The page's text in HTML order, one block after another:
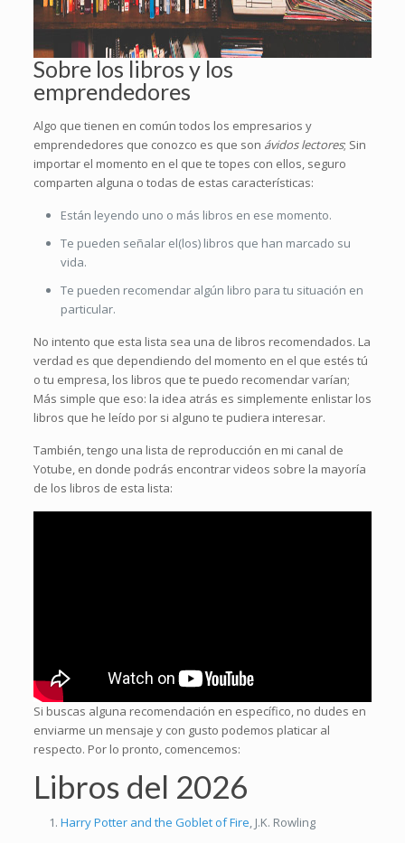
Sobre los libros y los
emprendedores
Algo que tienen en común todos los empresarios y
emprendedores que conozco es que son ávidos lectores; Sin
importar el momento en el que te topes con ellos, seguro
comparten alguna o todas de estas características:
Están leyendo uno o más libros en ese momento.
Te pueden señalar el(los) libros que han marcado su
vida.
Te pueden recomendar algún libro para tu situación en
particular.
No intento que esta lista sea una de libros recomendados. La
verdad es que dependiendo del momento en el que estés tú
o tu empresa, los libros que te puedo recomendar varían;
Más simple que eso: la idea atrás es simplemente enlistar los
libros que he leído por si alguno te pudiera interesar.
También, tengo una lista de reproducción en mi canal de
Yotube, en donde podrás encontrar videos sobre la mayoría
de los libros de esta lista:
Si buscas alguna recomendación en específico, no dudes en
enviarme un mensaje y con gusto podemos platicar al
respecto. Por lo pronto, comencemos:
Libros del 2026
Harry Potter and the Goblet of Fire , J.K. Rowling